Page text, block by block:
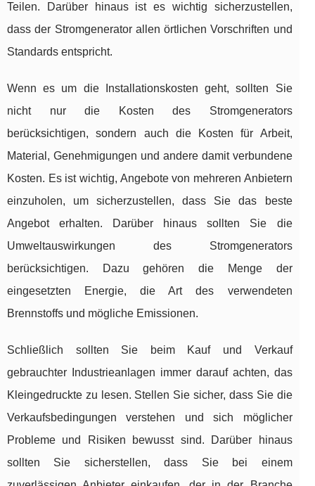
Teilen. Darüber hinaus ist es wichtig sicherzustellen,
dass der Stromgenerator allen örtlichen Vorschriften und
Standards entspricht.
Wenn es um die Installationskosten geht, sollten Sie
nicht nur die Kosten des Stromgenerators
berücksichtigen, sondern auch die Kosten für Arbeit,
Material, Genehmigungen und andere damit verbundene
Kosten. Es ist wichtig, Angebote von mehreren Anbietern
einzuholen, um sicherzustellen, dass Sie das beste
Angebot erhalten. Darüber hinaus sollten Sie die
Umweltauswirkungen des Stromgenerators
berücksichtigen. Dazu gehören die Menge der
eingesetzten Energie, die Art des verwendeten
Brennstoffs und mögliche Emissionen.
Schließlich sollten Sie beim Kauf und Verkauf
gebrauchter Industrieanlagen immer darauf achten, das
Kleingedruckte zu lesen. Stellen Sie sicher, dass Sie die
Verkaufsbedingungen verstehen und sich möglicher
Probleme und Risiken bewusst sind. Darüber hinaus
sollten Sie sicherstellen, dass Sie bei einem